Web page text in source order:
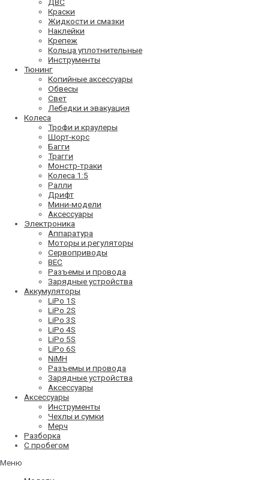
Краски
Жидкости и смазки
Наклейки
Крепеж
Кольца уплотнительные
Инструменты
Тюнинг
Копийные аксессуары
Обвесы
Свет
Лебедки и эвакуация
Колеса
Трофи и краулеры
Шорт-корс
Багги
Трагги
Монстр-траки
Колеса 1:5
Ралли
Дрифт
Мини-модели
Аксессуары
Электроника
Аппаратура
Моторы и регуляторы
Сервоприводы
BEC
Разъемы и провода
Зарядные устройства
Аккумуляторы
LiPo 1S
LiPo 2S
LiPo 3S
LiPo 4S
LiPo 5S
LiPo 6S
NiMH
Разъемы и провода
Зарядные устройства
Аксессуары
Аксессуары
Инструменты
Чехлы и сумки
Мерч
Разборка
С пробегом
Меню